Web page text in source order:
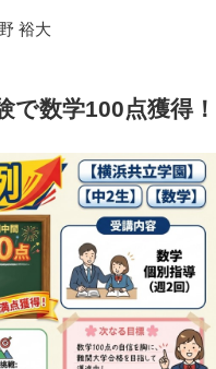
裕大
で数学100点獲得！